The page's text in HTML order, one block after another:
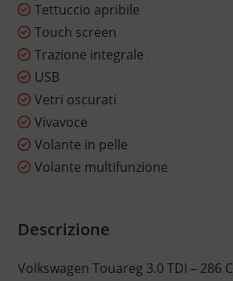
Tettuccio apribile
Touch screen
Trazione integrale
USB
Vetri oscurati
Vivavoce
Volante in pelle
Volante multifunzione
Descrizione
Volkswagen Touareg 3.0 TDI – 286